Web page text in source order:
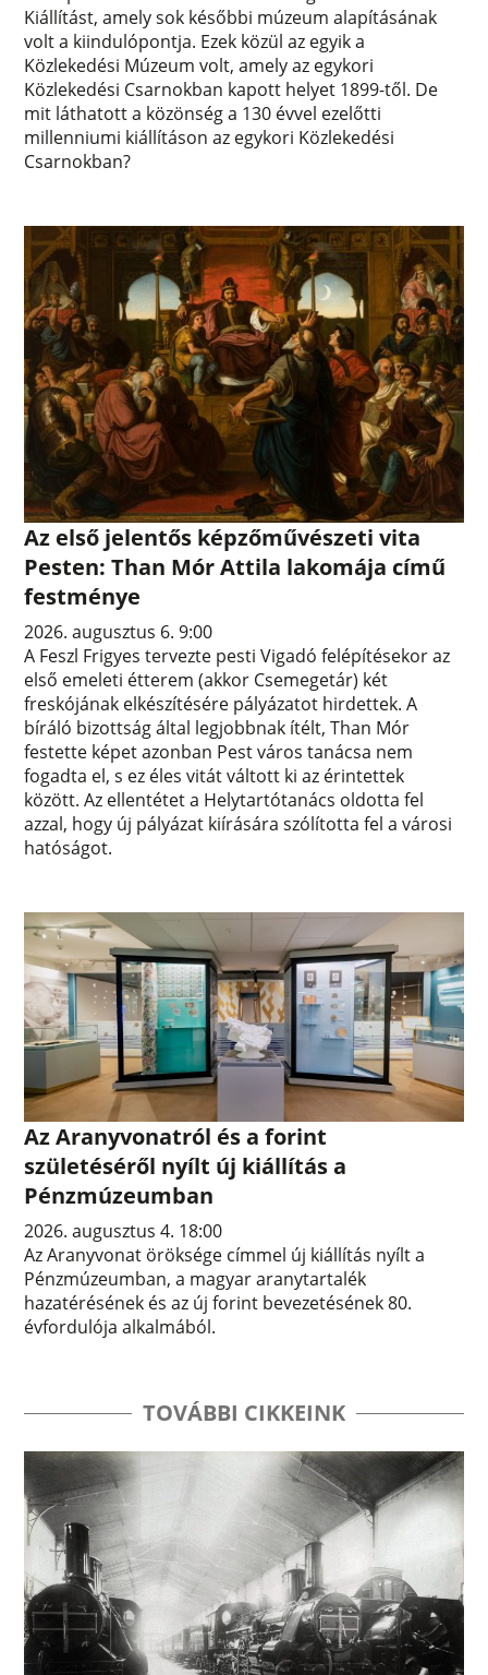
Kiállítást, amely sok későbbi múzeum alapításának
volt a kiindulópontja. Ezek közül az egyik a
Közlekedési Múzeum volt, amely az egykori
Közlekedési Csarnokban kapott helyet 1899-től. De
mit láthatott a közönség a 130 évvel ezelőtti
millenniumi kiállításon az egykori Közlekedési
Csarnokban?
Az első jelentős képzőművészeti vita
Pesten: Than Mór Attila lakomája című
festménye
2026. augusztus 6. 9:00
A Feszl Frigyes tervezte pesti Vigadó felépítésekor az
első emeleti étterem (akkor Csemegetár) két
freskójának elkészítésére pályázatot hirdettek. A
bíráló bizottság által legjobbnak ítélt, Than Mór
festette képet azonban Pest város tanácsa nem
fogadta el, s ez éles vitát váltott ki az érintettek
között. Az ellentétet a Helytartótanács oldotta fel
azzal, hogy új pályázat kiírására szólította fel a városi
hatóságot.
Az Aranyvonatról és a forint
születéséről nyílt új kiállítás a
Pénzmúzeumban
2026. augusztus 4. 18:00
Az Aranyvonat öröksége címmel új kiállítás nyílt a
Pénzmúzeumban, a magyar aranytartalék
hazatérésének és az új forint bevezetésének 80.
évfordulója alkalmából.
TOVÁBBI CIKKEINK